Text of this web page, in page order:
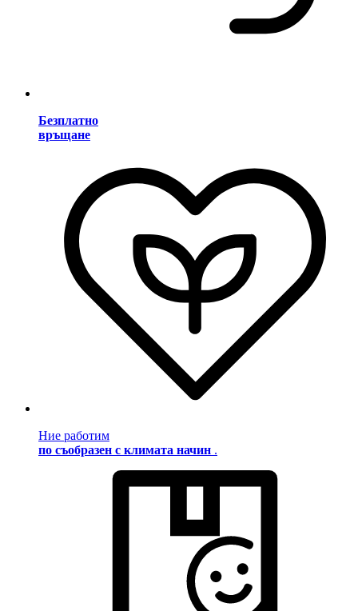
Безплатно
връщане
Ние работим
по съобразен с климата начин .